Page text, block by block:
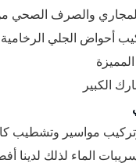
والصرف الصحي
أحواض الجلي
الكبير
مواسير وتشطيب
الماء لذلك